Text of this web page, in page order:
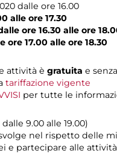
dalle ore 16.00
alle ore 17.30
ore 16.30 alle ore
ore 17.00 alle ore 18.30
attività è gratuita e
tariffazione vigente
per tutte le
9.00 alle 19.00)
nel rispetto delle
e partecipare alle